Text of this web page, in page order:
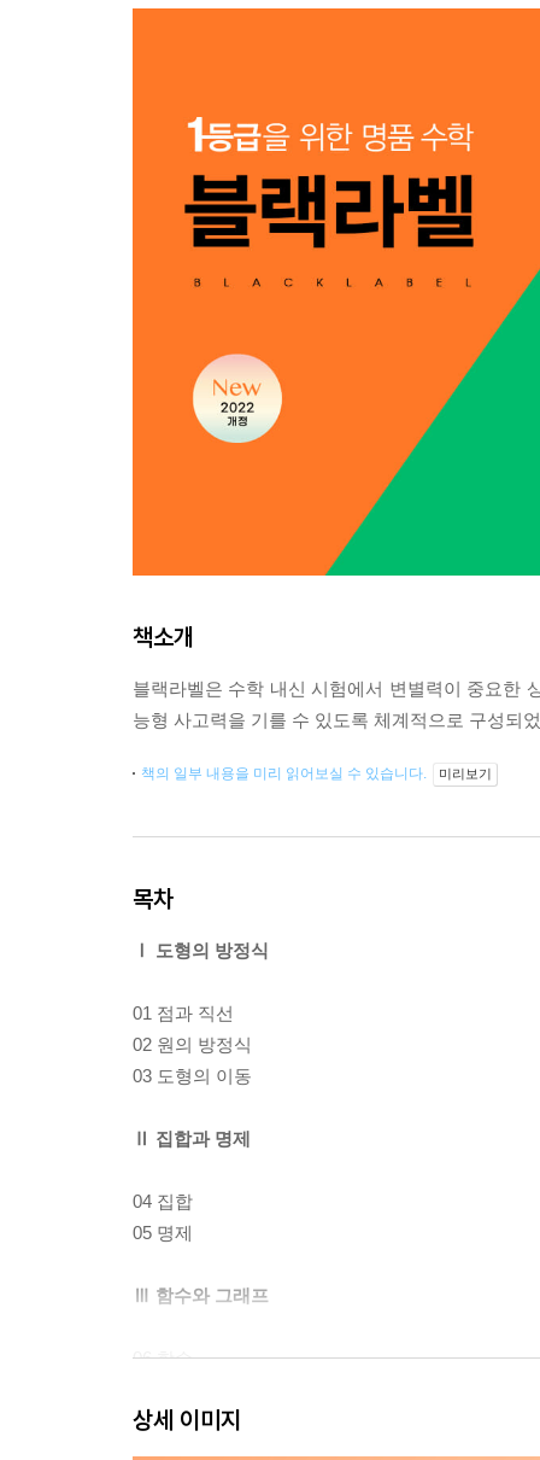
책소개
블랙라벨은 수학 내신 시험에서 변별력이 중요한
능형 사고력을 기를 수 있도록 체계적으로 구성되
책의 일부 내용을 미리 읽어보실 수 있습니다. 미리보기
목차
Ⅰ 도형의 방정식
01 점과 직선
02 원의 방정식
03 도형의 이동
Ⅱ 집합과 명제
04 집합
05 명제
Ⅲ 함수와 그래프
06 함수
08 무리함수
상세 이미지